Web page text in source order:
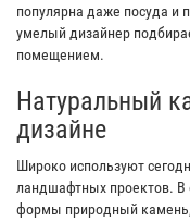
популярна даже посуда и
умелый дизайнер
помещением.
Натуральный
дизайне
Широко используют
ландшафтных проектов. В
формы природный камень,